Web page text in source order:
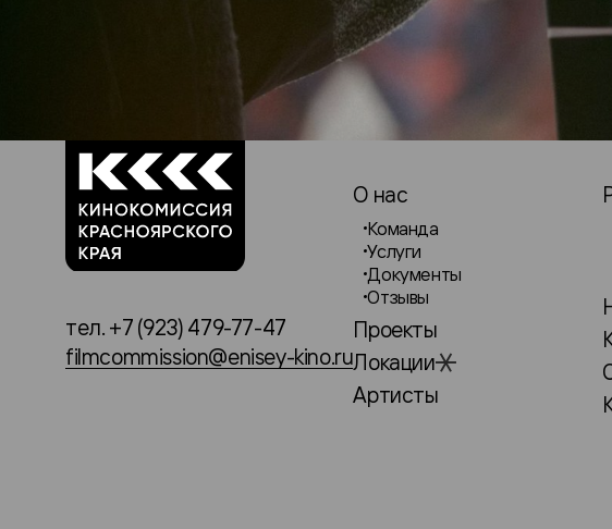
тел. +7 (923) 479-77-47
filmcommission@enisey-kino.ru
О нас
Команда
Услуги
Документы
Отзывы
Проекты
Локации
Артисты